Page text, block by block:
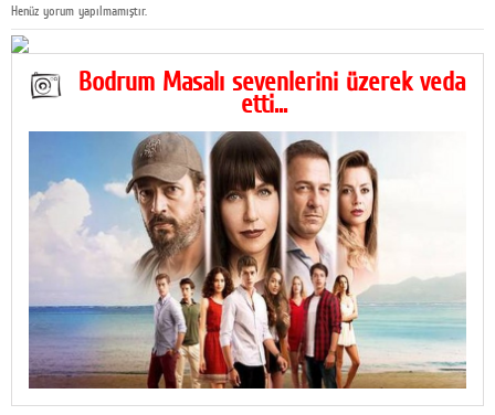
Henüz yorum yapılmamıştır.
Bodrum Masalı sevenlerini üzerek veda
etti...